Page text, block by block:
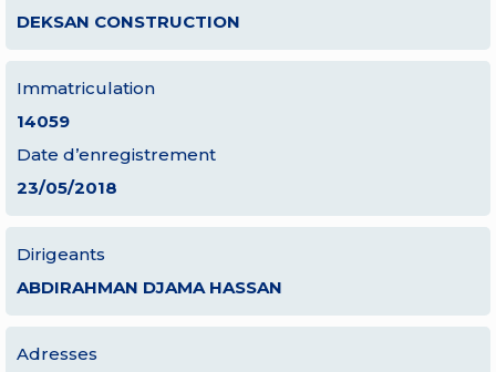
DEKSAN CONSTRUCTION
Immatriculation
14059
Date d’enregistrement
23/05/2018
Dirigeants
ABDIRAHMAN DJAMA HASSAN
Adresses